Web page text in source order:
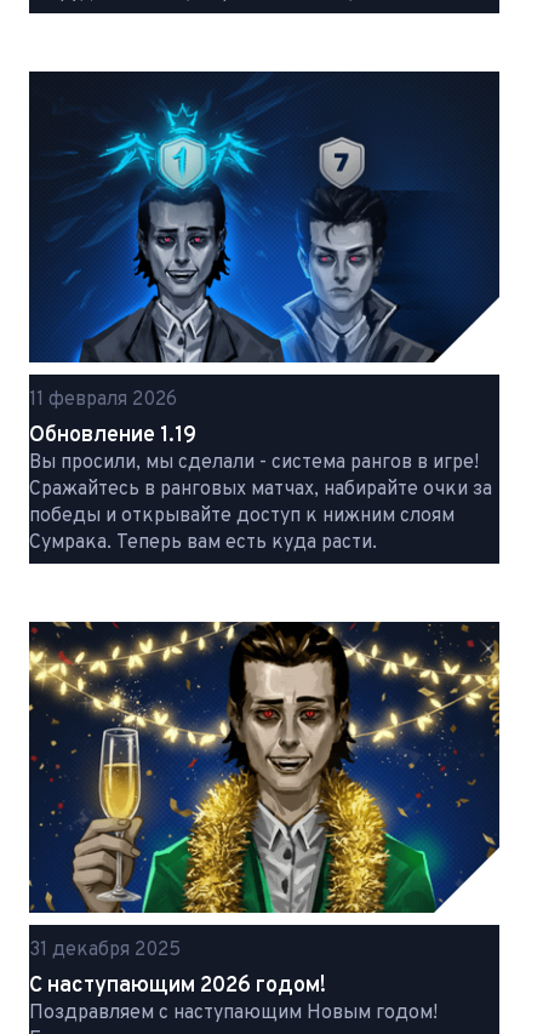
11 февраля 2026
Обновление 1.19
Вы просили, мы сделали - система рангов в игре!
Сражайтесь в ранговых матчах, набирайте очки за
победы и открывайте доступ к нижним слоям
Сумрака. Теперь вам есть куда расти.
31 декабря 2025
С наступающим 2026 годом!
Поздравляем с наступающим Новым годом!